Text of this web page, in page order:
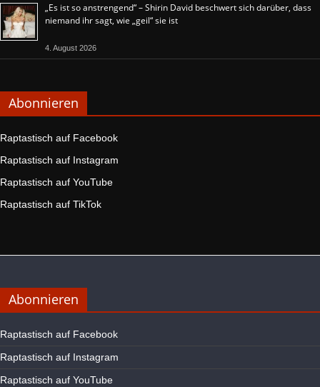
„Es ist so anstrengend“ – Shirin David beschwert sich darüber, dass
niemand ihr sagt, wie „geil“ sie ist
4. August 2026
Abonnieren
Raptastisch auf Facebook
Raptastisch auf Instagram
Raptastisch auf YouTube
Raptastisch auf TikTok
Abonnieren
Raptastisch auf Facebook
Raptastisch auf Instagram
Raptastisch auf YouTube